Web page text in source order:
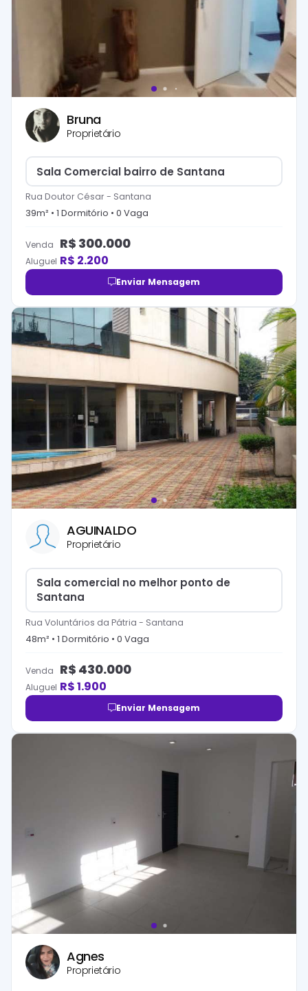
Bruna
Proprietário
Sala Comercial bairro de Santana
Rua Doutor César- Santana
39m² • 1 Dormitório • 0 Vaga
Venda R$ 300.000
Aluguel R$ 2.200
Enviar Mensagem
AGUINALDO
Proprietário
Sala comercial no melhor ponto de
Santana
Rua Voluntários da Pátria - Santana
48m² • 1 Dormitório • 0 Vaga
Venda R$ 430.000
Aluguel R$1.900
Enviar Mensagem
Agnes
Proprietário